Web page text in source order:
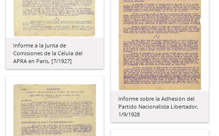
Informe a la Junta de
Comisiones de la Célula del
APRA en París, [7/1927]
Informe sobre la Adhesión del
Partido Nacionalista Libertador,
1/9/1928